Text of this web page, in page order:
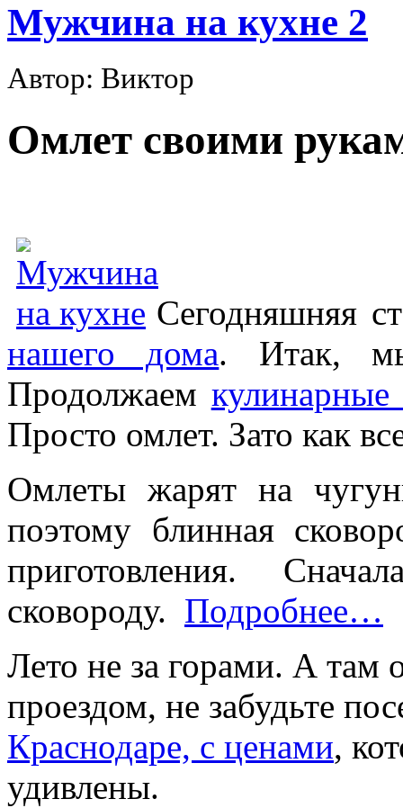
Мужчина на кухне 2
Автор: Виктор
Омлет своими
Сегодняшняя
нашего дома. Итак,
Продолжаем кулинарные
Просто омлет. Зато как
Омлеты жарят на
поэтому блинная
приготовления.
сковороду. Подробнее…
Лето не за горами. А там
проездом, не забудьте
Краснодаре, с ценами,
удивлены.